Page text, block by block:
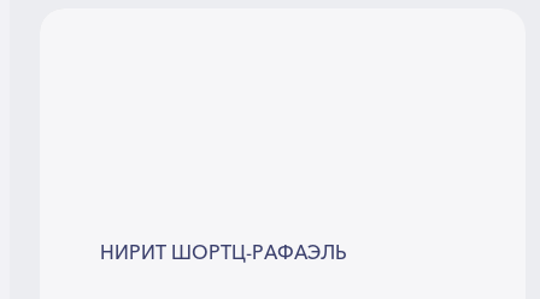
НИРИТ ШОРТЦ-РАФАЭЛЬ